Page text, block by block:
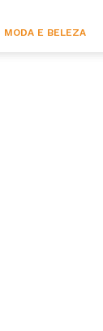
MODA E BELEZA